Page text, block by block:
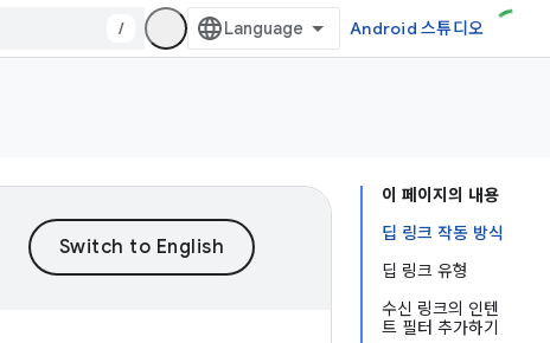
/ Android 스튜디오
이 페이지의 내용
딥 링크 작동 방식
딥 링크 유형
수신 링크의 인텐
트 필터 추가하기